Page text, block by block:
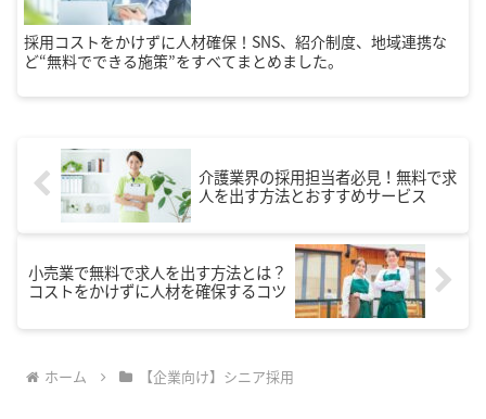
採用コストをかけずに人材確保！SNS、紹介制度、地域連携な
ど“無料でできる施策”をすべてまとめました。
介護業界の採用担当者必見！無料で求
人を出す方法とおすすめサービス
小売業で無料で求人を出す方法とは？
コストをかけずに人材を確保するコツ
ホーム 【企業向け】シニア採用